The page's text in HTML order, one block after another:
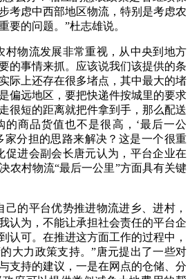
考虑中西部地区物流，特别是考虑农
要的问题。”杜志雄说。
物流发展非常重视，从中央到地方
的事情来抓。应该说我们该提供的条
际上还存在很多堵点，其中最大的堵
偏远地区，要把快递件按城里的要求
很短的距离就把件拿到手，那么配送
的商品货值也不是很高，‘最后一公
家分担的思路来解决？这是一个很重
促进会副会长唐元认为，平台企业在
农村物流“最后一公里”方面具有关键
的平台优势推进物流进乡、进村，
认为，不能让承担社会责任的平台企
认可。在推进这方面工作的过程中，
大力政策支持。”唐元提出了一些对
支持的建议，一是在网点的仓储、分